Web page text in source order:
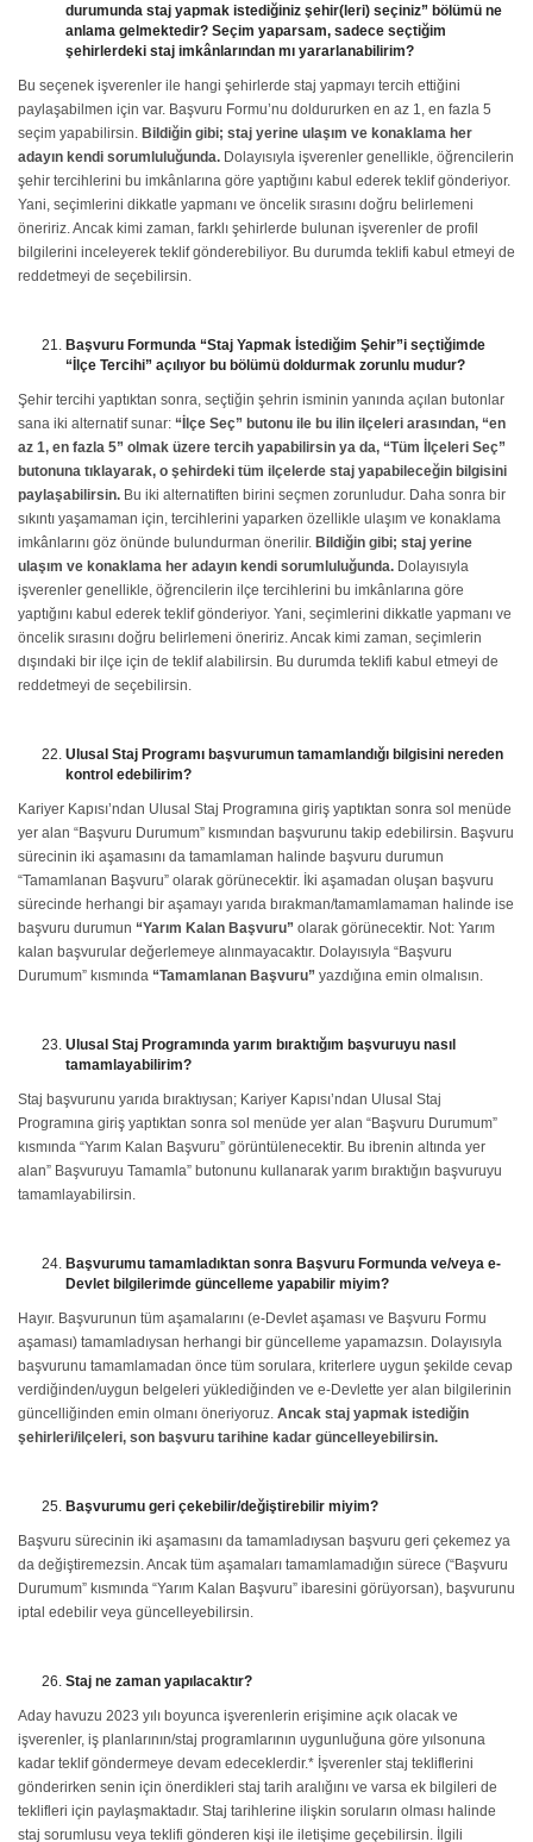
durumunda staj yapmak istediğiniz şehir(leri) seçiniz” bölümü ne
anlama gelmektedir? Seçim yaparsam, sadece seçtiğim
şehirlerdeki staj imkânlarından mı yararlanabilirim?
Bu seçenek işverenler ile hangi şehirlerde staj yapmayı tercih ettiğini
paylaşabilmen için var. Başvuru Formu’nu doldururken en az 1, en fazla 5
seçim yapabilirsin. Bildiğin gibi; staj yerine ulaşım ve konaklama her
adayın kendi sorumluluğunda. Dolayısıyla işverenler genellikle, öğrencilerin
şehir tercihlerini bu imkânlarına göre yaptığını kabul ederek teklif gönderiyor.
Yani, seçimlerini dikkatle yapmanı ve öncelik sırasını doğru belirlemeni
öneririz. Ancak kimi zaman, farklı şehirlerde bulunan işverenler de profil
bilgilerini inceleyerek teklif gönderebiliyor. Bu durumda teklifi kabul etmeyi de
reddetmeyi de seçebilirsin.
Başvuru Formunda “Staj Yapmak İstediğim Şehir”i seçtiğimde
“İlçe Tercihi” açılıyor bu bölümü doldurmak zorunlu mudur?
Şehir tercihi yaptıktan sonra, seçtiğin şehrin isminin yanında açılan butonlar
sana iki alternatif sunar: “İlçe Seç” butonu ile bu ilin ilçeleri arasından, “en
az 1, en fazla 5” olmak üzere tercih yapabilirsin ya da, “Tüm İlçeleri Seç”
butonuna tıklayarak, o şehirdeki tüm ilçelerde staj yapabileceğin bilgisini
paylaşabilirsin. Bu iki alternatiften birini seçmen zorunludur. Daha sonra bir
sıkıntı yaşamaman için, tercihlerini yaparken özellikle ulaşım ve konaklama
imkânlarını göz önünde bulundurman önerilir. Bildiğin gibi; staj yerine
ulaşım ve konaklama her adayın kendi sorumluluğunda. Dolayısıyla
işverenler genellikle, öğrencilerin ilçe tercihlerini bu imkânlarına göre
yaptığını kabul ederek teklif gönderiyor. Yani, seçimlerini dikkatle yapmanı ve
öncelik sırasını doğru belirlemeni öneririz. Ancak kimi zaman, seçimlerin
dışındaki bir ilçe için de teklif alabilirsin. Bu durumda teklifi kabul etmeyi de
reddetmeyi de seçebilirsin.
Ulusal Staj Programı başvurumun tamamlandığı bilgisini nereden
kontrol edebilirim?
Kariyer Kapısı’ndan Ulusal Staj Programına giriş yaptıktan sonra sol menüde
yer alan “Başvuru Durumum” kısmından başvurunu takip edebilirsin. Başvuru
sürecinin iki aşamasını da tamamlaman halinde başvuru durumun
“Tamamlanan Başvuru” olarak görünecektir. İki aşamadan oluşan başvuru
sürecinde herhangi bir aşamayı yarıda bırakman/tamamlamaman halinde ise
başvuru durumun “Yarım Kalan Başvuru” olarak görünecektir. Not: Yarım
kalan başvurular değerlemeye alınmayacaktır. Dolayısıyla “Başvuru
Durumum” kısmında “Tamamlanan Başvuru” yazdığına emin olmalısın.
Ulusal Staj Programında yarım bıraktığım başvuruyu nasıl
tamamlayabilirim?
Staj başvurunu yarıda bıraktıysan; Kariyer Kapısı’ndan Ulusal Staj
Programına giriş yaptıktan sonra sol menüde yer alan “Başvuru Durumum”
kısmında “Yarım Kalan Başvuru” görüntülenecektir. Bu ibrenin altında yer
alan” Başvuruyu Tamamla” butonunu kullanarak yarım bıraktığın başvuruyu
tamamlayabilirsin.
Başvurumu tamamladıktan sonra Başvuru Formunda ve/veya e-
Devlet bilgilerimde güncelleme yapabilir miyim?
Hayır. Başvurunun tüm aşamalarını (e-Devlet aşaması ve Başvuru Formu
aşaması) tamamladıysan herhangi bir güncelleme yapamazsın. Dolayısıyla
başvurunu tamamlamadan önce tüm sorulara, kriterlere uygun şekilde cevap
verdiğinden/uygun belgeleri yüklediğinden ve e-Devlette yer alan bilgilerinin
güncelliğinden emin olmanı öneriyoruz. Ancak staj yapmak istediğin
şehirleri/ilçeleri, son başvuru tarihine kadar güncelleyebilirsin.
Başvurumu geri çekebilir/değiştirebilir miyim?
Başvuru sürecinin iki aşamasını da tamamladıysan başvuru geri çekemez ya
da değiştiremezsin. Ancak tüm aşamaları tamamlamadığın sürece (“Başvuru
Durumum” kısmında “Yarım Kalan Başvuru” ibaresini görüyorsan), başvurunu
iptal edebilir veya güncelleyebilirsin.
Staj ne zaman yapılacaktır?
Aday havuzu 2023 yılı boyunca işverenlerin erişimine açık olacak ve
işverenler, iş planlarının/staj programlarının uygunluğuna göre yılsonuna
kadar teklif göndermeye devam edeceklerdir.* İşverenler staj tekliflerini
gönderirken senin için önerdikleri staj tarih aralığını ve varsa ek bilgileri de
teklifleri için paylaşmaktadır. Staj tarihlerine ilişkin soruların olması halinde
staj sorumlusu veya teklifi gönderen kişi ile iletişime geçebilirsin. İlgili